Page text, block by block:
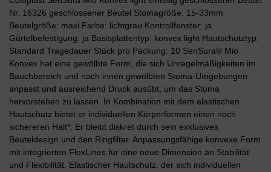
Nr. 16326 geschlossener Beutel Stomagröße: 15-33mm
Beutelgröße: maxi Farbe: lichtgrau Kontrollfenster: ja
Gürtelbefestigung: ja Basisplattentyp: konvex light Hautschutztyp:
Standard Tragedauer Stück pro Packung: 10 SenSura® Mio
Konvex hat eine gewölbte Form, die sich Unregelmäßigkeiten im
Bauchbereich und nach innen gewölbten Stoma-Umgebungen
anpasst und ausreichend Druck ausübt, um das Stoma
hervorstehen zu lassen. In Kombination mit dem elastischen
Hautschutz bietet er individuellen Körperformen einen noch
sichereren Halt*. Er bleibt diskret durch sein exklusives
Beuteldesign und den Ringfilter. Anpassungsfähige konvexe Form
mit integrierten FlexLines für eine neue Dimension an Stabilität
und Flexibilität. Elastischer Hautschutz, der sich individuellen